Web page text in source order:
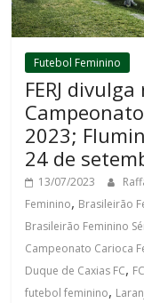
Futebol Feminino
FERJ
2023;
24 de
13/07/2023
Feminino, Brasileirão
Brasileirão Feminino
Campeonato Carioca
Duque de Caxias FC,
futebol feminino,